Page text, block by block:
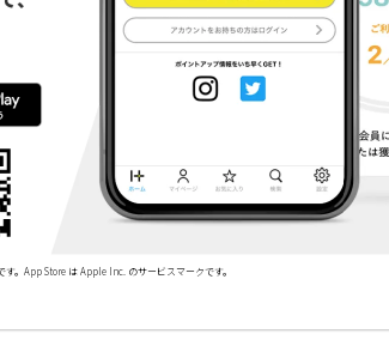
。App Store は Apple Inc. のサービスマークです。